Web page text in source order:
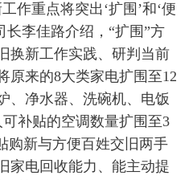
重点将突出‘扩围’和‘便
长李佳路介绍，“扩围”方
换新工作实践、研判当前
原来的8大类家电扩围至12
、净水器、洗碗机、电饭
补贴的空调数量扩围至3
购新与方便百姓交旧两手
家电回收能力、能主动提